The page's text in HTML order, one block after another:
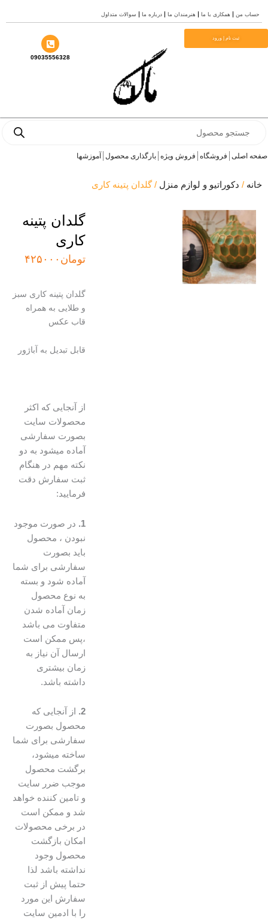
من همکاری با ما هنرمندان ما درباره ما سوالات متداول
ثبت نام | ورود
09035556328
اصلی فروشگاه فروش ویژه بارگذاری محصول آموزشها
/دکوراتیو و لوازم منزل/ گلدان پتینه کاری
گلدان پتینه
کاری
تومان۴۲۵۰۰۰
گلدان پتینه کاری سبز
و طلایی به همراه
قاب عکس
قابل تبدیل به آباژور
از آنجایی که اکثر
محصولات سایت
بصورت سفارشی
آماده میشود به دو
نکته مهم در هنگام
ثبت سفارش دقت
فرمایید:
در صورت موجود
نبودن ، محصول
باید بصورت
سفارشی برای شما
آماده شود و بسته
به نوع محصول
زمان آماده شدن
متفاوت می باشد
،پس ممکن است
ارسال آن نیاز به
زمان بیشتری
داشته باشد.
از آنجایی که
محصول بصورت
سفارشی برای شما
ساخته میشود،
برگشت محصول
موجب ضرر سایت
و تامین کننده خواهد
شد و ممکن است
در برخی محصولات
امکان بازگشت
محصول وجود
نداشته باشد لذا
حتما پیش از ثبت
سفارش این مورد
را با ادمین سایت